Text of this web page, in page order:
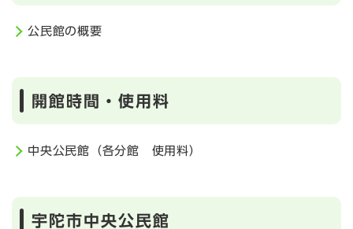
公民館の概要
開館時間・使用料
中央公民館（各分館 使用料）
宇陀市中央公民館